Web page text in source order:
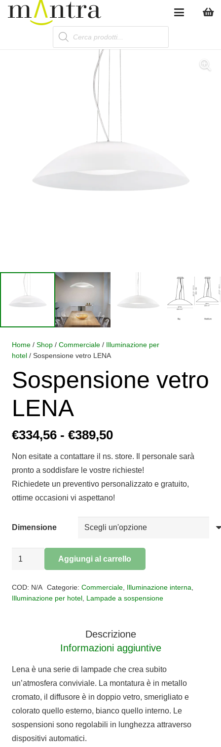
Products
search
Home / Shop / Commerciale / Illuminazione per
hotel / Sospensione vetro LENA
Sospensione vetro
LENA
€334,56 - €389,50Fascia
prezzo:
da
€334,56
a
€389,50
Non esitate a contattare il ns. store. Il personale sarà
pronto a soddisfare le vostre richieste!
Richiedete un preventivo personalizzato e gratuito,
ottime occasioni vi aspettano!
Dimensione
Sospensione
quantità
Aggiungi al carrello
COD: N/A Categorie: Commerciale, Illuminazione interna
Illuminazione per hotel Lampade a sospensione
Descrizione
Informazioni aggiuntive
Lena è una serie di lampade che crea subito
un’atmosfera conviviale. La montatura è in metallo
cromato, il diffusore è in doppio vetro, smerigliato e
colorato quello esterno, bianco quello interno. Le
sospensioni sono regolabili in lunghezza attraverso
dispositivi automatici.